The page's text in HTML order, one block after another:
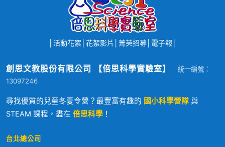
活動花絮 花絮影片 菁英招募│ 電子報
創思文教股份有限公司 【倍思科學實驗室】
統一編號：
13097246
尋找優質的兒童冬夏令營？最豐富有趣的 國小科學營隊 與
STEAM 課程，盡在 倍思科學 ！
台北總公司